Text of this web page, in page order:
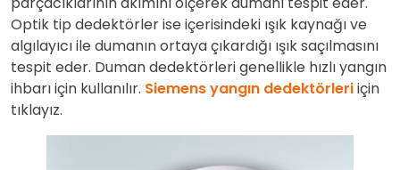
Optik tip dedektörler ise içerisindeki ışık kaynağı ve
algılayıcı ile dumanın ortaya çıkardığı ışık saçılmasını
tespit eder. Duman dedektörleri genellikle hızlı yangın
ihbarı için kullanılır. Siemens yangın dedektörleriiçin
tıklayız.